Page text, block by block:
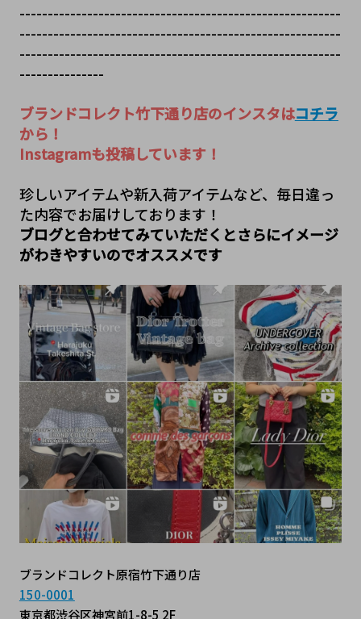
---------------------------------------------------------
---------------------------------------------------------
---------------------------------------------------------
---------------
ブランドコレクト竹下通り店のインスタはコチラ
から！
Instagramも投稿しています！
珍しいアイテムや新入荷アイテムなど、毎日違っ
た内容でお届けしております！
ブログと合わせてみていただくとさらにイメージ
がわきやすいのでオススメです
ブランドコレクト原宿竹下通り店
150-0001
東京都渋谷区神宮前1-8-5 2F